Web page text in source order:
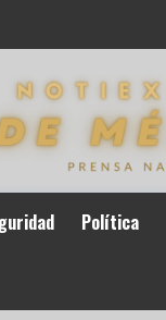
Política